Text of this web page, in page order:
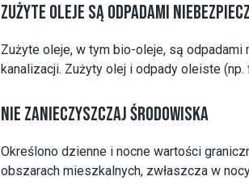
ZUŻYTE OLEJE SĄ ODPADAMI
Zużyte oleje, w tym bio-oleje, są
kanalizacji. Zużyty olej i odpady oleiste
NIE ZANIECZYSZCZAJ ŚRODOWISKA
Określono dzienne i nocne wartości
obszarach mieszkalnych, zwłaszcza w